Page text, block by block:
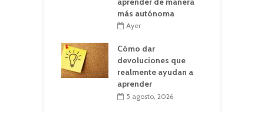
más autónoma
Ayer
Cómo dar
devoluciones que
realmente ayudan a
aprender
5 agosto, 2026